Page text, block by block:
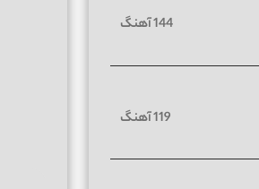
144 آهنگ
119 آهنگ